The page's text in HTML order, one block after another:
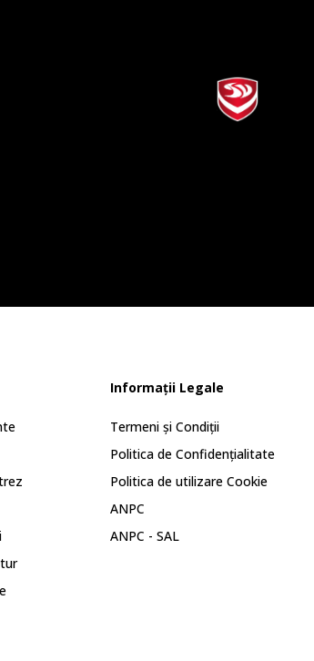
Informații Legale
Termeni și Condiții
Politica de Confidențialitate
Politica de utilizare Cookie
ANPC
ANPC - SAL